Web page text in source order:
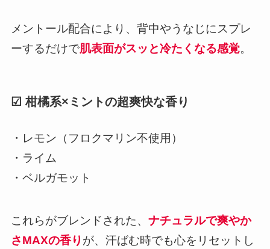
メントール配合により、背中やうなじにスプレ
ーするだけで肌表面がスッと冷たくなる感覚。
☑ 柑橘系×ミントの超爽快な香り
・レモン（フロクマリン不使用）
・ライム
・ベルガモット
これらがブレンドされた、 ナチュラルで爽やか
さMAXの香り が、汗ばむ時でも心をリセットし